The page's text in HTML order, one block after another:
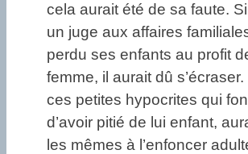
cela aurait été de sa faute.
un juge aux affaires
perdu ses enfants au profit
femme, il aurait dû
ces petites hypocrites qui
d’avoir pitié de lui enfant,
les mêmes à l’enfoncer